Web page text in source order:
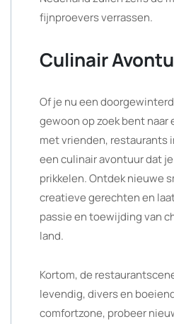
fijnproevers verrassen.
Culinair
Of je nu een
gewoon op zoek bent naar
met vrienden, restaurants
een culinair avontuur dat
prikkelen. Ontdek nieuwe
creatieve gerechten en
passie en toewijding van
land.
Kortom, de
levendig, divers en
comfortzone, probeer